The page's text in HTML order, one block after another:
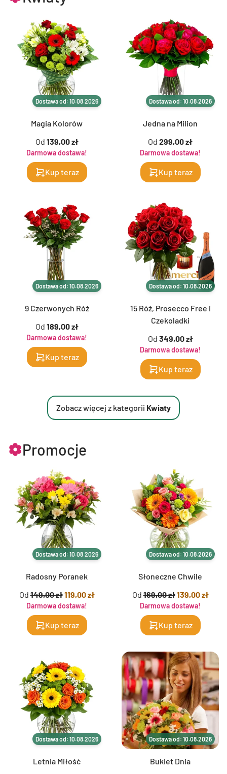
Dostawa od: 10.08.2026
Magia Kolorów
Od 139,00 zł
Darmowa dostawa!
Kup teraz
Dostawa od: 10.08.2026
Jedna na Milion
Od 299,00 zł
Darmowa dostawa!
Kup teraz
Dostawa od: 10.08.2026
9 Czerwonych Róż
Od 189,00 zł
Darmowa dostawa!
Kup teraz
Dostawa od: 10.08.2026
15 Róż, Prosecco Free i
Czekoladki
Od 349,00 zł
Darmowa dostawa!
Kup teraz
Zobacz więcej z kategorii Kwiaty
Promocje
Dostawa od: 10.08.2026
Radosny Poranek
Od149,00 zł119,00 zł
Darmowa dostawa!
Kup teraz
Dostawa od: 10.08.2026
Słoneczne Chwile
Od169,00 zł139,00 zł
Darmowa dostawa!
Kup teraz
Dostawa od: 10.08.2026
Letnia Miłość
Dostawa od: 10.08.2026
Bukiet Dnia